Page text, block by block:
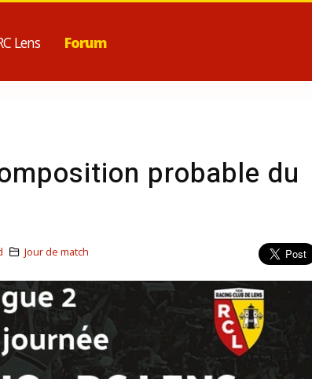
Lens Forum
probable du
Jour de match